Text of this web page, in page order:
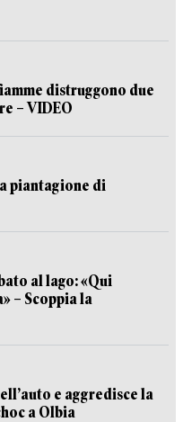
distruggono due
– VIDEO
piantagione di
al lago: «Qui
– Scoppia la
e aggredisce la
a Olbia